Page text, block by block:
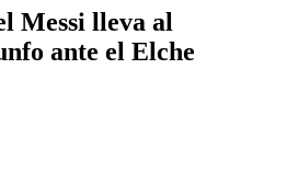
Messi lleva al
ante el Elche